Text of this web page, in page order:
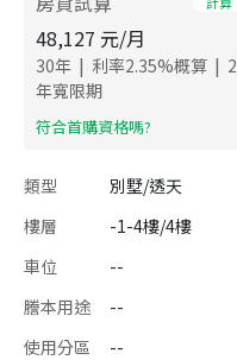
48,127 元/月
30年 | 利率2.35%概算 | 2
年寬限期
​符合首購資格嗎?
類型 別墅/透天
樓層
-1-4樓/4樓
車位
--
謄本用途
--
使用分區
--